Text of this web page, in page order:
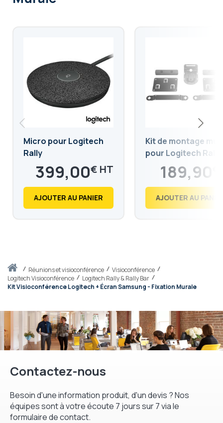
Accueilréunions et visioconférence
Visioconférence
Logitech Visioconférence
Logitech Rally & Rally Bar
Kit Visioconférence Logitech + Écran Samsung - Fixation Murale
Micro pour Logitech
Rally
399,00€
478,80
AJOUTER AU PANIER
Kit de montage
pour Logitech Rally
189,90
227,88
AJOUTER AU
Contactez-nous
Besoin d'une information produit, d'un devis ? Nos
équipes sont à votre écoute 7 jours sur 7 via le
formulaire de contact.